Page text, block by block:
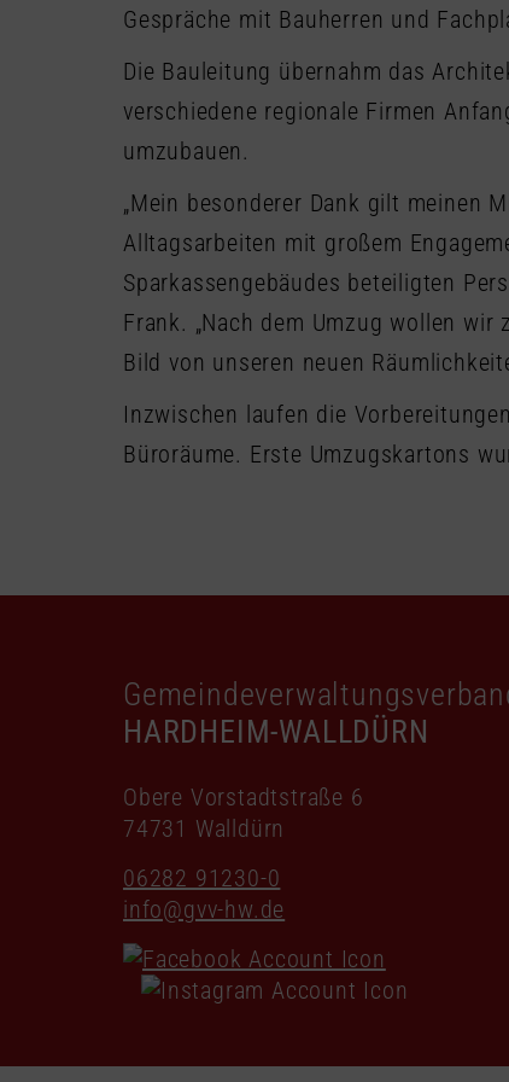
Gespräche mit Bauherren und
Die Bauleitung übernahm das
verschiedene regionale Firmen
umzubauen.
„Mein besonderer Dank gilt meinen
Alltagsarbeiten mit großem
Sparkassengebäudes beteiligten
Frank. „Nach dem Umzug wollen
Bild von unseren neuen
Inzwischen laufen die
Büroräume. Erste Umzugskartons
HARDHEIM-WALLDÜRN
Obere Vorstadtstraße 6
74731 Walldürn
06282 91230-0
info@gvv-hw.de